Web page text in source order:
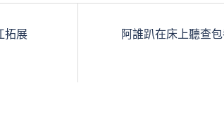
拓展
阿誰趴在床上聽查